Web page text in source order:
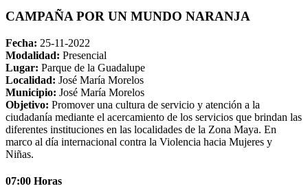
CAMPAÑA POR UN MUNDO NARANJA
Fecha: 25-11-2022
Modalidad: Presencial
Lugar: Parque de la Guadalupe
Localidad: José María Morelos
Municipio: José María Morelos
Objetivo: Promover una cultura de servicio y atención a la
ciudadanía mediante el acercamiento de los servicios que brindan las
diferentes instituciones en las localidades de la Zona Maya. En
marco al día internacional contra la Violencia hacia Mujeres y
Niñas.
07:00 Horas